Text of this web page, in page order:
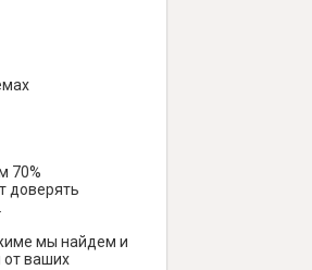
70%
доверять
мы найдем и
от ваших